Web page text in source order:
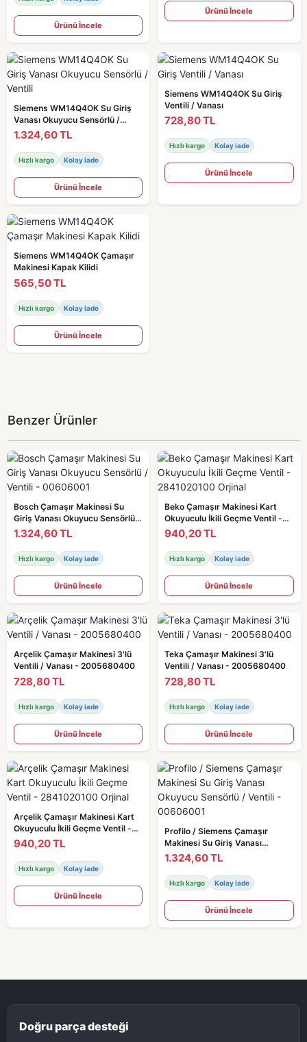
Ürünü İncele
Ürünü İncele
Siemens WM14Q4OK Su Giriş
Vanası Okuyucu Sensörlü /
Ventili
1.324,60 TL
Hızlı kargo Kolay iade
Ürünü İncele
Siemens WM14Q4OK Su Giriş
Ventili / Vanası
728,80 TL
Hızlı kargo Kolay iade
Ürünü İncele
Siemens WM14Q4OK Çamaşır
Makinesi Kapak Kilidi
565,50 TL
Hızlı kargo Kolay iade
Ürünü İncele
Benzer Ürünler
Bosch Çamaşır Makinesi Su
Giriş Vanası Okuyucu Sensörlü /
Ventili - 00606001
1.324,60 TL
Hızlı kargo Kolay iade
Ürünü İncele
Beko Çamaşır Makinesi Kart
Okuyuculu İkili Geçme Ventil -
2841020100 Orjinal
940,20 TL
Hızlı kargo Kolay iade
Ürünü İncele
Arçelik Çamaşır Makinesi 3'lü
Ventili / Vanası - 2005680400
728,80 TL
Hızlı kargo Kolay iade
Ürünü İncele
Teka Çamaşır Makinesi 3'lü
Ventili / Vanası - 2005680400
728,80 TL
Hızlı kargo Kolay iade
Ürünü İncele
Arçelik Çamaşır Makinesi Kart
Okuyuculu İkili Geçme Ventil -
2841020100 Orjinal
940,20 TL
Hızlı kargo Kolay iade
Ürünü İncele
Profilo / Siemens Çamaşır
Makinesi Su Giriş Vanası
Okuyucu Sensörlü / Ventili -
00606001
1.324,60 TL
Hızlı kargo Kolay iade
Ürünü İncele
Doğru parça desteği